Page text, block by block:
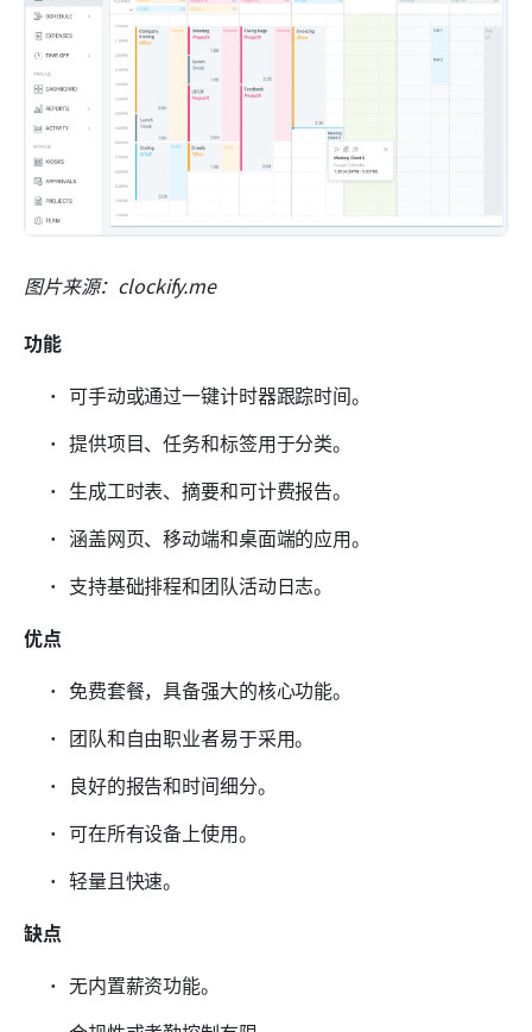
图片来源：clockify.me
功能
可手动或通过一键计时器跟踪时间。
提供项目、任务和标签用于分类。
生成工时表、摘要和可计费报告。
涵盖网页、移动端和桌面端的应用。
支持基础排程和团队活动日志。
优点
免费套餐，具备强大的核心功能。
团队和自由职业者易于采用。
良好的报告和时间细分。
可在所有设备上使用。
轻量且快速。
缺点
无内置薪资功能。